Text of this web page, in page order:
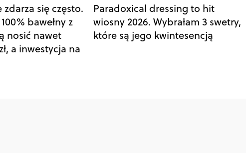
zdarza się często.
bawełny z
nosić nawet
a inwestycja na
Paradoxical dressing to hit
wiosny 2026. Wybrałam 3 swetry,
które są jego kwintesencją